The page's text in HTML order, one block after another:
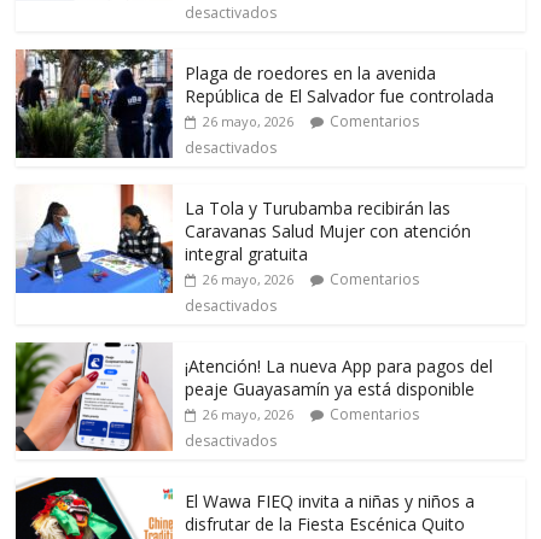
desactivados
Plaga de roedores en la avenida
República de El Salvador fue controlada
26 mayo, 2026
Comentarios
desactivados
La Tola y Turubamba recibirán las
Caravanas Salud Mujer con atención
integral gratuita
26 mayo, 2026
Comentarios
desactivados
¡Atención! La nueva App para pagos del
peaje Guayasamín ya está disponible
26 mayo, 2026
Comentarios
desactivados
El Wawa FIEQ invita a niñas y niños a
disfrutar de la Fiesta Escénica Quito